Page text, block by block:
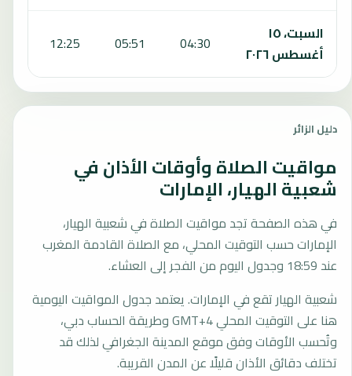
السبت، ١٥
أغسطس ٢٠٢٦
04:30
05:51
12:25
دليل الزائر
مواقيت الصلاة وأوقات الأذان في
شعبية الهيار، الإمارات
في هذه الصفحة تجد مواقيت الصلاة في شعبية الهيار،
الإمارات حسب التوقيت المحلي، مع الصلاة القادمة المغرب
عند 18:59 وجدول اليوم من الفجر إلى العشاء.
شعبية الهيار تقع في الإمارات. يعتمد جدول المواقيت اليومية
هنا على التوقيت المحلي GMT+4 وطريقة الحساب دبي،
وتُحسب الأوقات وفق موقع المدينة الجغرافي لذلك قد
تختلف دقائق الأذان قليلًا عن المدن القريبة.